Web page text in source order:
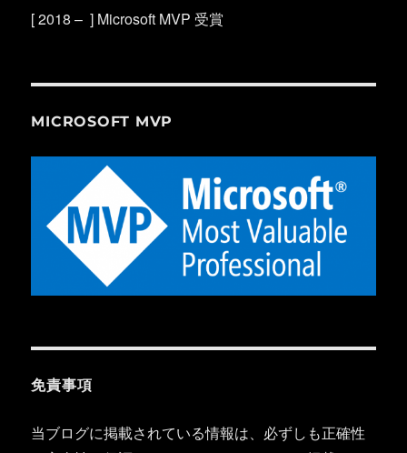
[ 2018 – ] Microsoft MVP 受賞
MICROSOFT MVP
免責事項
当ブログに掲載されている情報は、必ずしも正確性